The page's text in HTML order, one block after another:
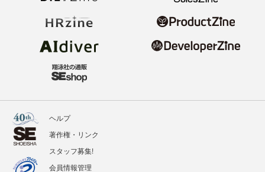
ヘルプ
著作権・リンク
スタッフ募集!
会員情報管理